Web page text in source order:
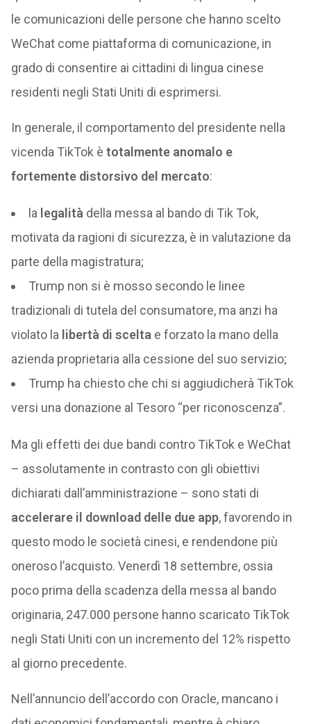
le comunicazioni delle persone che hanno scelto
WeChat come piattaforma di comunicazione, in
grado di consentire ai cittadini di lingua cinese
residenti negli Stati Uniti di esprimersi.
In generale, il comportamento del presidente nella
vicenda TikTok è totalmente anomalo e
fortemente distorsivo del mercato:
la legalità della messa al bando di Tik Tok,
motivata da ragioni di sicurezza, è in valutazione da
parte della magistratura;
Trump non si è mosso secondo le linee
tradizionali di tutela del consumatore, ma anzi ha
violato la libertà di scelta e forzato la mano della
azienda proprietaria alla cessione del suo servizio;
Trump ha chiesto che chi si aggiudicherà TikTok
versi una donazione al Tesoro “per riconoscenza”.
Ma gli effetti dei due bandi contro TikTok e WeChat
– assolutamente in contrasto con gli obiettivi
dichiarati dall’amministrazione – sono stati di
accelerare il download delle due app, favorendo in
questo modo le società cinesi, e rendendone più
oneroso l’acquisto. Venerdì 18 settembre, ossia
poco prima della scadenza della messa al bando
originaria, 247.000 persone hanno scaricato TikTok
negli Stati Uniti con un incremento del 12% rispetto
al giorno precedente.
Nell’annuncio dell’accordo con Oracle, mancano i